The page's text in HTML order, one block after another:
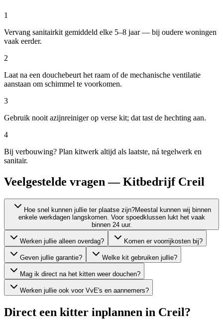
1
Vervang sanitairkit gemiddeld elke 5–8 jaar — bij oudere woningen
vaak eerder.
2
Laat na een douchebeurt het raam of de mechanische ventilatie
aanstaan om schimmel te voorkomen.
3
Gebruik nooit azijnreiniger op verse kit; dat tast de hechting aan.
4
Bij verbouwing? Plan kitwerk altijd als laatste, ná tegelwerk en
sanitair.
Veelgestelde vragen — Kitbedrijf Creil
Hoe snel kunnen jullie ter plaatse zijn?Meestal kunnen wij binnen
enkele werkdagen langskomen. Voor spoedklussen lukt het vaak
binnen 24 uur.
Werken jullie alleen overdag? Komen er voorrijkosten bij?
Geven jullie garantie? Welke kit gebruiken jullie?
Mag ik direct na het kitten weer douchen?
Werken jullie ook voor VvE's en aannemers?
Direct een kitter inplannen in Creil?